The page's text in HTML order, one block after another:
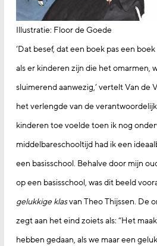
Illustratie: Floor de Goede
‘Dat besef, dat een boek pas een
als er kinderen zijn die het omarmen,
sluimerend aanwezig,’ vertelt Van de
het verlengde van de
kinderen toe voelde toen ik nog
middelbareschooltijd had ik een
een basisschool. Behalve door mijn
op een basisschool, was dit beeld
gelukkige klasvan Theo Thijssen. De
zegt aan het eind zoiets als: “Het
hebben gedaan, als we maar een